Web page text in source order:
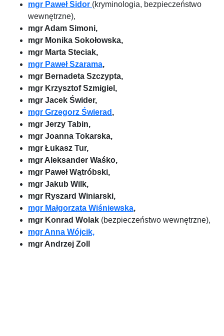
mgr Paweł Sidor (kryminologia, bezpieczeństwo
wewnętrzne),
mgr Adam Simoni,
mgr Monika Sokołowska,
mgr Marta Steciak,
mgr Paweł Szarama,
mgr Bernadeta Szczypta,
mgr Krzysztof Szmigiel,
mgr Jacek Świder,
mgr Grzegorz Świerad ,
mgr Jerzy Tabin,
mgr Joanna Tokarska,
mgr Łukasz Tur,
mgr Aleksander Waśko,
mgr Paweł Wątróbski,
mgr Jakub Wilk,
mgr Ryszard Winiarski,
mgr Małgorzata Wiśniewska,
mgr Konrad Wolak (bezpieczeństwo wewnętrzne),
mgr Anna Wójcik,
mgr Andrzej Zoll